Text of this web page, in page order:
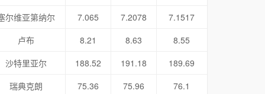
尔维亚第纳尔 7.065 7.2078
7.1517
卢布
8.21 8.63
8.55
沙特里亚尔
188.52 191.18
189.69
瑞典克朗
75.36 75.96
76.1